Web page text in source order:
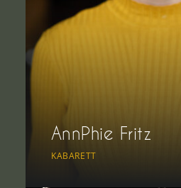
AnnPhie Fritz
KABARETT